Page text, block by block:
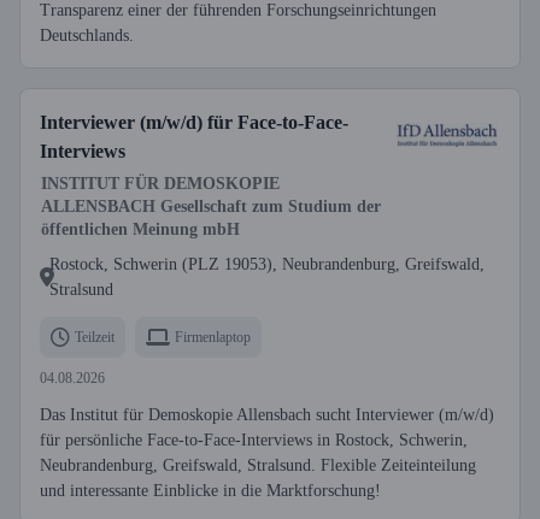
Transparenz einer der führenden Forschungseinrichtungen
Deutschlands.
Interviewer (m/w/d) für Face-to-Face-
Interviews
INSTITUT FÜR DEMOSKOPIE
ALLENSBACH Gesellschaft zum Studium der
öffentlichen Meinung mbH
Rostock, Schwerin (PLZ 19053), Neubrandenburg, Greifswald,
Stralsund
Teilzeit Firmenlaptop
04.08.2026
Das Institut für Demoskopie Allensbach sucht Interviewer (m/w/d)
für persönliche Face-to-Face-Interviews in Rostock, Schwerin,
Neubrandenburg, Greifswald, Stralsund. Flexible Zeiteinteilung
und interessante Einblicke in die Marktforschung!